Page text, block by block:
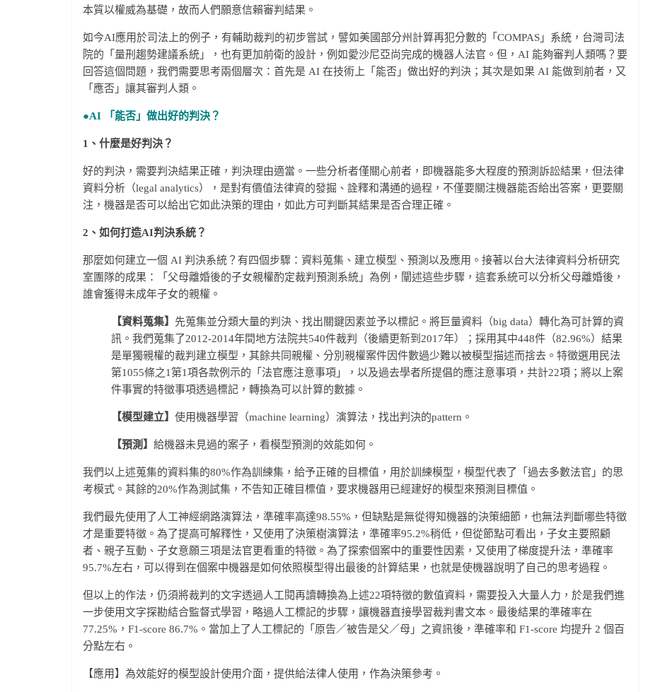
本質以權威為基礎，故而人們願意信賴審判結果。
如今AI應用於司法上的例子，有輔助裁判的初步嘗試，譬如美國部分州計算再犯分數的「COMPAS」系統，台灣司法
院的「量刑趨勢建議系統」，也有更加前衛的設計，例如愛沙尼亞尚完成的機器人法官。但，AI 能夠審判人類嗎？要
回答這個問題，我們需要思考兩個層次：首先是 AI 在技術上「能否」做出好的判決；其次是如果 AI 能做到前者，又
「應否」讓其審判人類。
●AI 「能否」做出好的判決？
1、什麼是好判決？
好的判決，需要判決結果正確，判決理由適當。一些分析者僅關心前者，即機器能多大程度的預測訴訟結果，但法律
資料分析（legal analytics），是對有價值法律資的發掘、詮釋和溝通的過程，不僅要關注機器能否給出答案，更要關
注，機器是否可以給出它如此決策的理由，如此方可判斷其結果是否合理正確。
2、如何打造AI判決系統？
那麼如何建立一個 AI 判決系統？有四個步驟：資料蒐集、建立模型、預測以及應用。接著以台大法律資料分析研究
室團隊的成果：「父母離婚後的子女親權酌定裁判預測系統」為例，闡述這些步驟，這套系統可以分析父母離婚後，
誰會獲得未成年子女的親權。
【資料蒐集】 先蒐集並分類大量的判決、找出關鍵因素並予以標記。將巨量資料（big data）轉化為可計算的資
訊。我們蒐集了2012-2014年間地方法院共540件裁判（後續更新到2017年）；採用其中448件（82.96%）結果
是單獨親權的裁判建立模型，其餘共同親權、分別親權案件因件數過少難以被模型描述而捨去。特徵選用民法
第1055條之1第1項各款例示的「法官應注意事項」，以及過去學者所提倡的應注意事項，共計22項；將以上案
件事實的特徵事項透過標記，轉換為可以計算的數據。
【模型建立】 使用機器學習（machine learning）演算法，找出判決的pattern。
【預測】 給機器未見過的案子，看模型預測的效能如何。
我們以上述蒐集的資料集的80%作為訓練集，給予正確的目標值，用於訓練模型，模型代表了「過去多數法官」的思
考模式。其餘的20%作為測試集，不告知正確目標值，要求機器用已經建好的模型來預測目標值。
我們最先使用了人工神經網路演算法，準確率高達98.55%，但缺點是無從得知機器的決策細節，也無法判斷哪些特徵
才是重要特徵。為了提高可解釋性，又使用了決策樹演算法，準確率95.2%稍低，但從節點可看出，子女主要照顧
者、親子互動、子女意願三項是法官更看重的特徵。為了探索個案中的重要性因素，又使用了梯度提升法，準確率
95.7%左右，可以得到在個案中機器是如何依照模型得出最後的計算結果，也就是使機器說明了自己的思考過程。
但以上的作法，仍須將裁判的文字透過人工閱再讀轉換為上述22項特徵的數值資料，需要投入大量人力，於是我們進
一步使用文字探勘結合監督式學習，略過人工標記的步驟，讓機器直接學習裁判書文本。最後結果的準確率在
77.25%，F1-score 86.7%。當加上了人工標記的「原告／被告是父／母」之資訊後，準確率和 F1-score 均提升 2 個百
分點左右。
【應用】為效能好的模型設計使用介面，提供給法律人使用，作為決策參考。